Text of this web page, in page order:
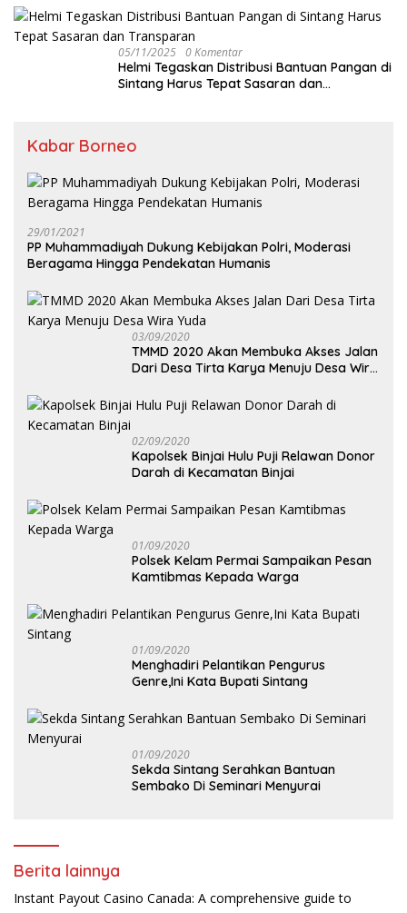
05/11/2025 0 Komentar
Helmi Tegaskan Distribusi Bantuan Pangan di
Sintang Harus Tepat Sasaran dan
Kabar Borneo
29/01/2021
PP Muhammadiyah Dukung Kebijakan Polri, Moderasi
Beragama Hingga Pendekatan Humanis
03/09/2020
TMMD 2020 Akan Membuka Akses Jalan
Dari Desa Tirta Karya Menuju Desa Wira
02/09/2020
Kapolsek Binjai Hulu Puji Relawan Donor
Darah di Kecamatan Binjai
01/09/2020
Polsek Kelam Permai Sampaikan Pesan
Kamtibmas Kepada Warga
01/09/2020
Menghadiri Pelantikan Pengurus
Genre,Ini Kata Bupati Sintang
01/09/2020
Sekda Sintang Serahkan Bantuan
Sembako Di Seminari Menyurai
Berita lainnya
Instant Payout Casino Canada: A comprehensive guide to